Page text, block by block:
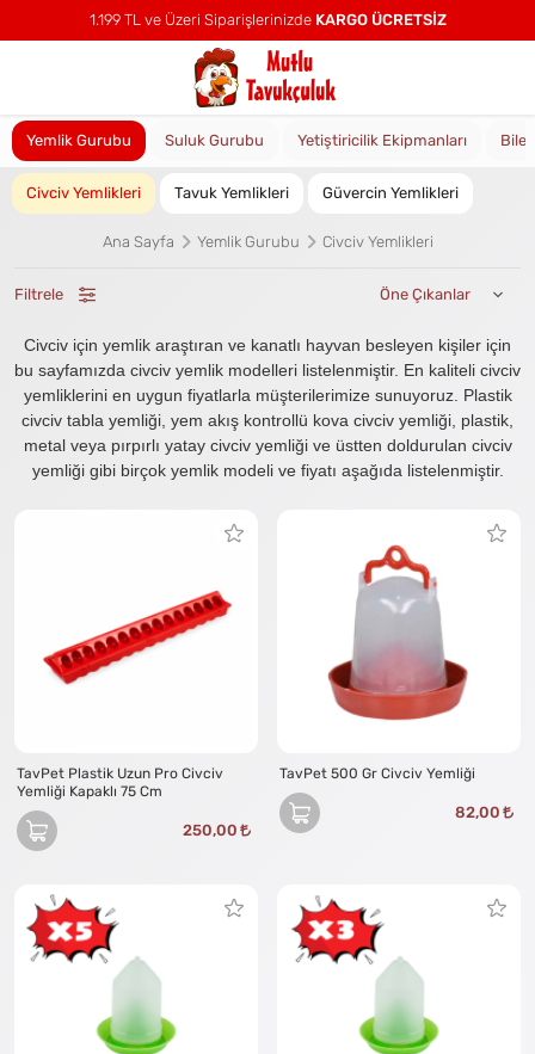
1.199 TL ve Üzeri Siparişlerinizde KARGO ÜCRETSİZ
Yemlik Gurubu Suluk Gurubu Yetiştiricilik Ekipmanları
Civciv Yemlikleri Tavuk Yemlikleri Güvercin Yemlikleri
Ana Sayfa Yemlik Gurubu Civciv Yemlikleri
Filtrele
Civciv için yemlik araştıran ve kanatlı hayvan besleyen kişiler için
bu sayfamızda civciv yemlik modelleri listelenmiştir. En kaliteli civciv
yemliklerini en uygun fiyatlarla müşterilerimize sunuyoruz. Plastik
civciv tabla yemliği, yem akış kontrollü kova civciv yemliği, plastik,
metal veya pırpırlı yatay civciv yemliği ve üstten doldurulan civciv
yemliği gibi birçok yemlik modeli ve fiyatı aşağıda listelenmiştir.
TavPet Plastik Uzun Pro Civciv
Yemliği Kapaklı 75 Cm
250,00
TavPet 500 Gr Civciv Yemliği
82,00